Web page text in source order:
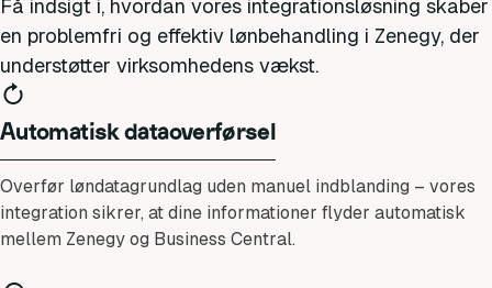
Få indsigt i, hvordan vores integrationsløsning skaber
en problemfri og effektiv lønbehandling i Zenegy, der
understøtter virksomhedens vækst.
Automatisk dataoverførsel
Overfør løndatagrundlag uden manuel indblanding – vores
integration sikrer, at dine informationer flyder automatisk
mellem Zenegy og Business Central.